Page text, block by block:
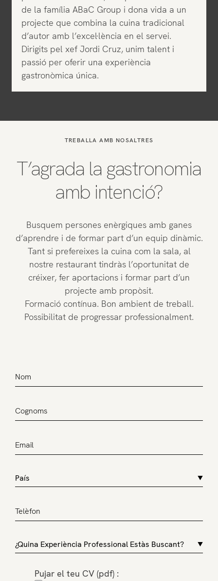
de la família ABaC Group i dona vida a un
projecte que combina la cuina tradicional
d’autor amb l’excel·lència en el servei.
Dirigits pel xef Jordi Cruz, unim talent i
passió per oferir una experiència
gastronòmica única.
TREBALLA AMB NOSALTRES
T’agrada la gastronomia
amb intenció?
Busquem persones enèrgiques amb ganes
d’aprendre i de formar part d’un equip dinàmic.
Tant si prefereixes la cuina com la sala, al
nostre restaurant tindràs l’oportunitat de
créixer, fer aportacions i formar part d’un
projecte amb propòsit.
Formació contínua. Bon ambient de treball.
Possibilitat de progressar professionalment.
Pujar el teu CV (pdf) :